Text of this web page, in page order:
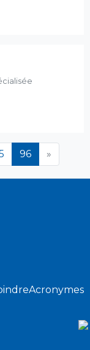
96(en cours)
»
Acronymes